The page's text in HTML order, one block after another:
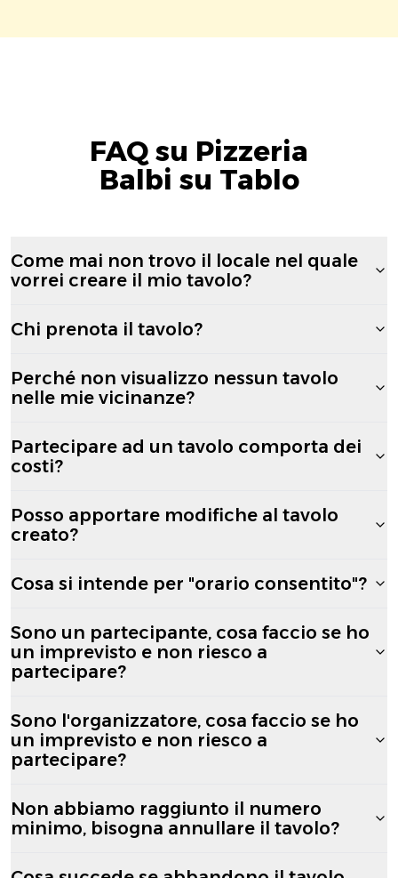
FAQ su Pizzeria
Balbi su Tablo
Come mai non trovo il locale nel quale
vorrei creare il mio tavolo?
Chi prenota il tavolo?
Perché non visualizzo nessun tavolo
nelle mie vicinanze?
Partecipare ad un tavolo comporta dei
costi?
Posso apportare modifiche al tavolo
creato?
Cosa si intende per "orario consentito"?
Sono un partecipante, cosa faccio se ho
un imprevisto e non riesco a
partecipare?
Sono l'organizzatore, cosa faccio se ho
un imprevisto e non riesco a
partecipare?
Non abbiamo raggiunto il numero
minimo, bisogna annullare il tavolo?